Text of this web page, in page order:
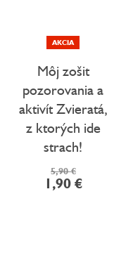
AKCIA
Môj zošit
pozorovania a
aktivít Zvieratá,
z ktorých ide
strach!
5,90 €
1,90 €